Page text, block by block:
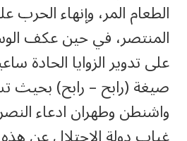
الطعام المر، وإنهاء الحرب
المنتصر، في حين عكف
على تدوير الزوايا الحادة
صيغة (رابح – رابح)
واشنطن وطهران ادعاء